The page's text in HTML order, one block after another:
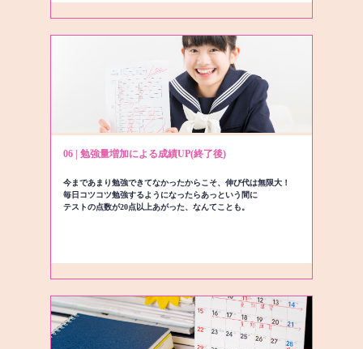
06 | 勉強量増加による成績UP(終了後)
今まであまり勉強できてなかったからこそ、伸び代は無限大！
毎日コツコツ勉強するようになったらあっという間に
テストの点数が20点以上あがった、なんてことも。